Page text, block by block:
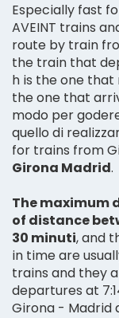
Especially fast
AVEINT trains
route by train
the train that
h is the one that
the one that
modo per
quello di
for trains from
Girona Madrid.
The maximum
of distance
30 minuti, and
in time are
trains and they
departures at
Girona - Madrid